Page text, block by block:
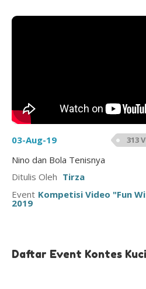
03-Aug-19 313
Nino dan Bola Tenisnya
Ditulis Oleh Tirza
Event Kompetisi Video "Fun
2019
Daftar Event Kontes